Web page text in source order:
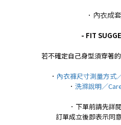
． 內衣成
- FIT
若不確定自己身型須穿著
． 內衣褲尺寸測量方式
． 洗滌說明／
．下單前請先詳
訂單成立後即表示同